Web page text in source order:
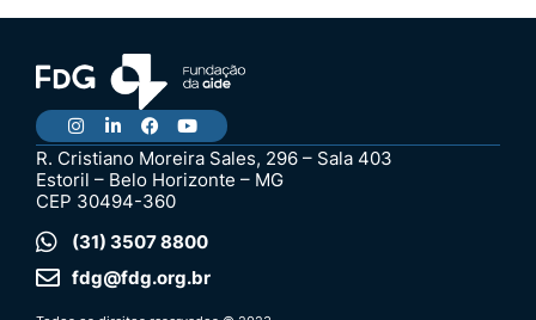
R. Cristiano Moreira Sales, 296 – Sala 403
Estoril – Belo Horizonte – MG
CEP 30494-360
(31) 3507 8800
fdg@fdg.org.br